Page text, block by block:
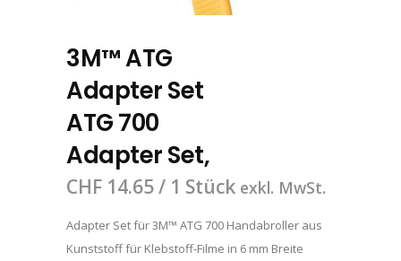
3M™ ATG
Adapter Set
ATG 700
Adapter Set,
CHF 14.65/ 1 Stück exkl. MwSt.
Adapter Set für 3M™ ATG 700 Handabroller aus
Kunststoff für Klebstoff-Filme in 6 mm Breite